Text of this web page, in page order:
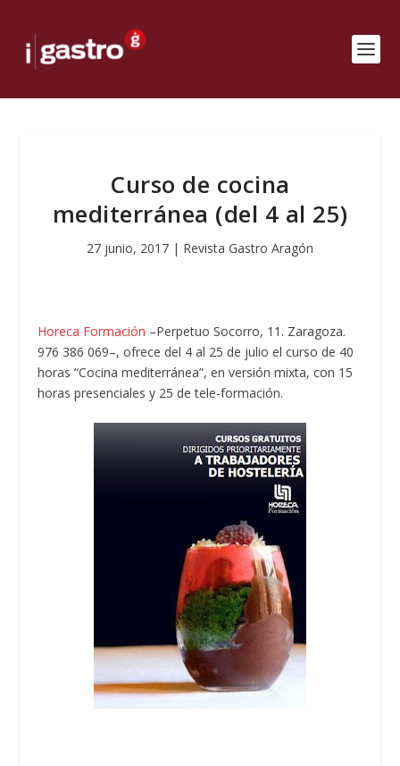
Curso de cocina
mediterránea (del 4 al 25)
27 junio, 2017 | Revista Gastro Aragón
Horeca Formación –Perpetuo Socorro, 11. Zaragoza.
976 386 069–, ofrece del 4 al 25 de julio el curso de 40
horas “Cocina mediterránea”, en versión mixta, con 15
horas presenciales y 25 de tele-formación.